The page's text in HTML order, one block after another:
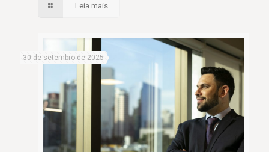
Leia mais
30 de setembro de 2025